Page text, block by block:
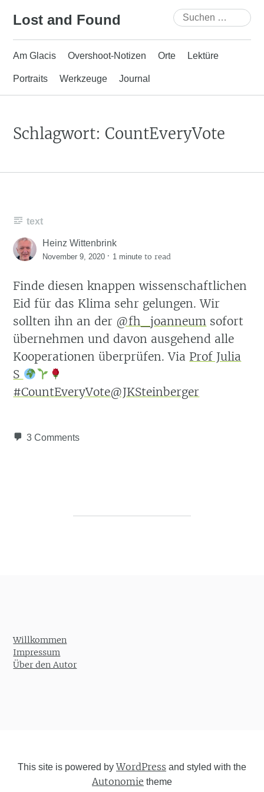
Lost and Found
Suchen
nach:
Am Glacis Overshoot-Notizen Orte Lektüre
Portraits Werkzeuge Journal
Schlagwort: CountEveryVote
text
Heinz Wittenbrink
November 9, 2020 · 1 minute to read
Finde diesen knappen wissenschaftlichen
Eid für das Klima sehr gelungen. Wir
sollten ihn an der @fh_joanneum sofort
übernehmen und davon ausgehend alle
Kooperationen überprüfen. Via Prof Julia
S
#CountEveryVote@JKSteinberger
3 Comments
Willkommen
Impressum
Über den Autor
This site is powered byWordPress and styled with the
Autonomie theme